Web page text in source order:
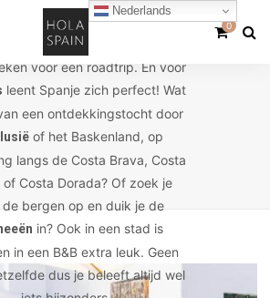
0
zijnB&B’sheel populair.
vaak perfecte accommodaties
voor een roadtrip. En voor
leent Spanje zich perfect! Wat
een ontdekkingstocht door
of het Baskenland, op
langs de Costa Brava, Costa
of Costa Dorada? Of zoek je
de bergen op en duik je de
in? Ook in een stad is
in een B&B extra leuk. Geen
dus je beleeft altijd wel
Nederlands